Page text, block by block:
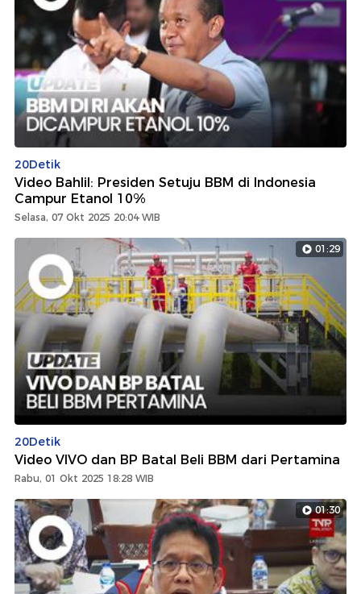
20Detik
Video Bahlil: Presiden Setuju BBM di Indonesia
Campur Etanol 10%
Selasa, 07 Okt 2025 20:04 WIB
01:29
20Detik
Video VIVO dan BP Batal Beli BBM dari Pertamina
Rabu, 01 Okt 2025 18:28 WIB
01:30